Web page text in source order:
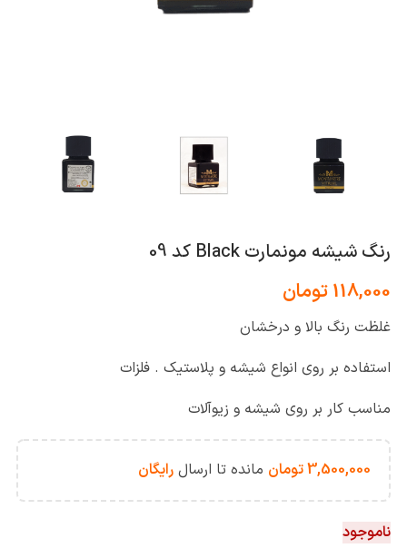
رنگ شیشه مونمارت Black کد 09
118,000تومان
غلظت رنگ بالا و درخشان
استفاده بر روی انواع شیشه و پلاستیک . فلزات
مناسب کار بر روی شیشه و زیوآلات
3,500,000تومان مانده تا ارسال رایگان
ناموجود